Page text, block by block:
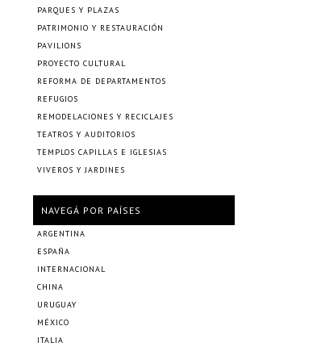
PARQUES Y PLAZAS
PATRIMONIO Y RESTAURACIÓN
PAVILIONS
PROYECTO CULTURAL
REFORMA DE DEPARTAMENTOS
REFUGIOS
REMODELACIONES Y RECICLAJES
TEATROS Y AUDITORIOS
TEMPLOS CAPILLAS E IGLESIAS
VIVEROS Y JARDINES
NAVEGÁ POR PAÍSES
ARGENTINA
ESPAÑA
INTERNACIONAL
CHINA
URUGUAY
MÉXICO
ITALIA